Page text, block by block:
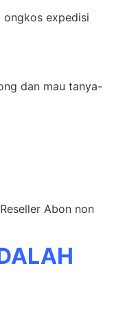
expedisi
dan mau tanya-
Abon non